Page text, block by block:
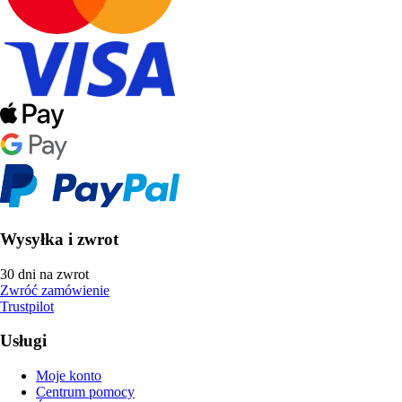
Wysyłka i zwrot
30 dni na zwrot
Zwróć zamówienie
Trustpilot
Usługi
Moje konto
Centrum pomocy